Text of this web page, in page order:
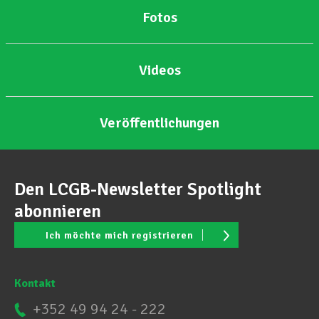
Mitglied werden
Aktuell
Fotos
Videos
Veröffentlichungen
Den LCGB-Newsletter Spotlight
abonnieren
Ich möchte mich registrieren
Kontakt
+352 49 94 24 - 222